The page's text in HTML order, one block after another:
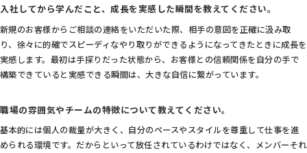
入社してから学んだこと、成長を実感した瞬間を教えてください。
新規のお客様からご相談の連絡をいただいた際、相手の意図を正確に汲み取
り、徐々に的確でスピーディなやり取りができるようになってきたときに成長を
実感します。最初は手探りだった状態から、お客様との信頼関係を自分の手で
構築できていると実感できる瞬間は、大きな自信に繋がっています。
職場の雰囲気やチームの特徴について教えてください。
基本的には個人の裁量が大きく、自分のペースやスタイルを尊重して仕事を進
められる環境です。だからといって放任されているわけではなく、メンバーそれ